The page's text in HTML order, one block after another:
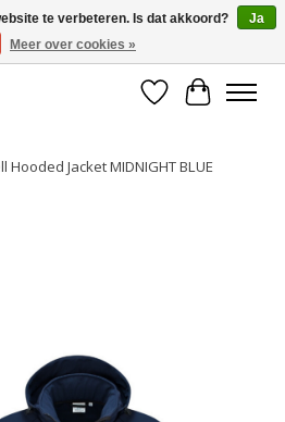
MERKEN!
Verlanglijst
Jacket MIDNIGHT BLUE
te verbeteren. Is dat akkoord?
Ja
Meer over cookies »